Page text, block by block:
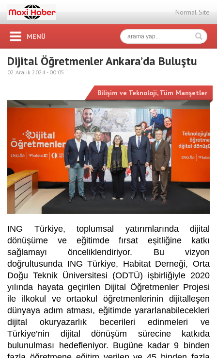
Normal Site
MENÜ
Dijital Öğretmenler Ankara’da Buluştu
02 Aralık 2024 - 00:05
Bilişim ve Teknoloji,Tüm Manşetler
ING Türkiye, toplumsal yatırımlarında dijital
dönüşüme ve eğitimde fırsat eşitliğine katkı
sağlamayı önceliklendiriyor. Bu vizyon
doğrultusunda ING Türkiye, Habitat Derneği, Orta
Doğu Teknik Üniversitesi (ODTÜ) işbirliğiyle 2020
yılında hayata geçirilen Dijital Öğretmenler Projesi
ile ilkokul ve ortaokul öğretmenlerinin dijitalleşen
dünyaya adım atması, eğitimde yararlanabilecekleri
dijital okuryazarlık becerileri edinmeleri ve
Türkiye’nin dijital dönüşüm sürecine katkıda
bulunulması hedefleniyor. Bugüne kadar 9 binden